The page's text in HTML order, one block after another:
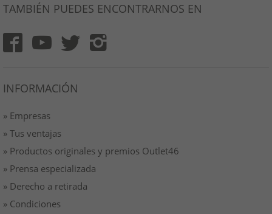
TAMBIÉN PUEDES ENCONTRARNOS EN
INFORMACIÓN
» Empresas
» Tus ventajas
» Productos originales y premios Outlet46
» Prensa especializada
» Derecho a retirada
» Condiciones